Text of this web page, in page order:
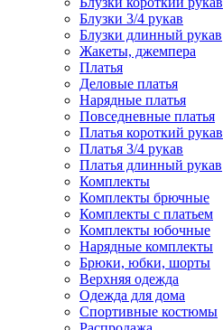
Блузки 3/4 рукав
Блузки длинный рукав
Жакеты, джемпера
Платья
Деловые платья
Нарядные платья
Повседневные платья
Платья короткий рукав
Платья 3/4 рукав
Платья длинный рукав
Комплекты
Комплекты брючные
Комплекты с платьем
Комплекты юбочные
Нарядные комплекты
Брюки, юбки, шорты
Верхняя одежда
Одежда для дома
Спортивные костюмы